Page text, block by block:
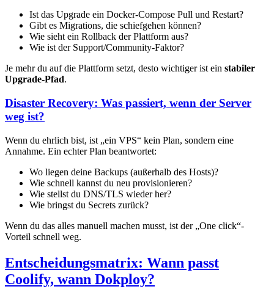
Ist das Upgrade ein Docker-Compose Pull und Restart?
Gibt es Migrations, die schiefgehen können?
Wie sieht ein Rollback der Plattform aus?
Wie ist der Support/Community-Faktor?
Je mehr du auf die Plattform setzt, desto wichtiger ist ein stabiler
Upgrade-Pfad.
Disaster Recovery: Was passiert, wenn der Server
weg ist?
Wenn du ehrlich bist, ist „ein VPS“ kein Plan, sondern eine
Annahme. Ein echter Plan beantwortet:
Wo liegen deine Backups (außerhalb des Hosts)?
Wie schnell kannst du neu provisionieren?
Wie stellst du DNS/TLS wieder her?
Wie bringst du Secrets zurück?
Wenn du das alles manuell machen musst, ist der „One click“-
Vorteil schnell weg.
Entscheidungsmatrix: Wann passt
Coolify, wann Dokploy?